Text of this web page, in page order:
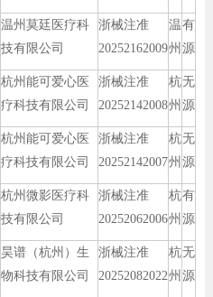
温州莫廷医疗科
技有限公司
浙械注准
20252162009
温
州
有
源
杭州能可爱心医
疗科技有限公司
浙械注准
20252142008
杭
州
无
源
杭州能可爱心医
疗科技有限公司
浙械注准
20252142007
杭
州
无
源
杭州微影医疗科
技有限公司
浙械注准
20252062006
杭
州
有
源
昊谱（杭州）生
物科技有限公司
浙械注准
20252082022
杭
州
无
源